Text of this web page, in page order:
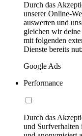
Durch das
unserer Online-
auswerten und
gleichen wir deine
mit folgenden
Dienste bereits
Google Ads
Performance
Durch das
und Surfverhalten